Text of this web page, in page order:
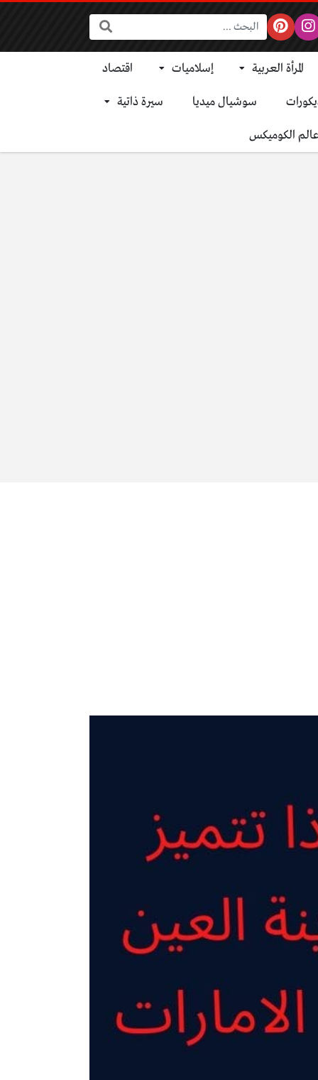
البحث:
المرأة العربية إسلاميات اقتصاد
سوشيال ميديا سيرة ذاتية
عالم الكوميكس